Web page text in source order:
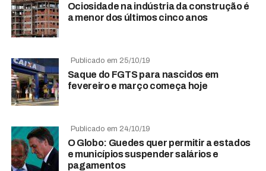
Ociosidade na indústria da construção é
a menor dos últimos cinco anos
Publicado em 25/10/19
Saque do FGTS para nascidos em
fevereiro e março começa hoje
Publicado em 24/10/19
O Globo: Guedes quer permitir a estados
e municípios suspender salários e
pagamentos